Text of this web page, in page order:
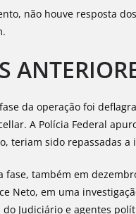
não houve resposta
da operação foi
A Polícia Federal
teriam sido repassadas a
fase, também em
Neto, em uma
Judiciário e agentes